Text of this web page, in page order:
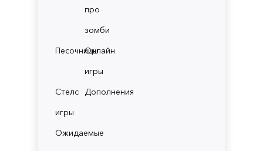
про
зомби
ПесочницыОнлайн
игры
Стелс
игры
Дополнения
Ожидаемые